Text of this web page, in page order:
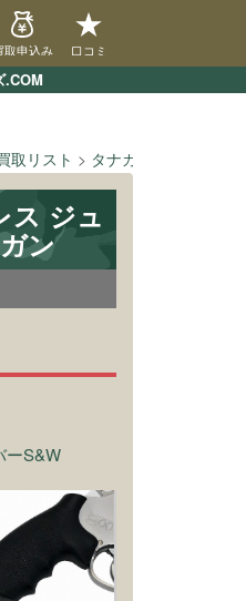
.COM
取申込み 口コミ
取リスト タナカ
ス ジュ
ン
ーS&W